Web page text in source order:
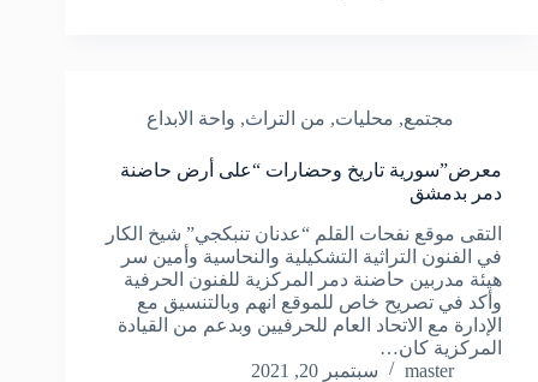
مجتمع, محليات, من التراث, واحة الابداع
معرض”سورية تاريخ وحضارات “على أرض حاضنة
دمر بدمشق
التقى موقع نفحات القلم “عدنان تنبكجي” شيخ الكار
في الفنون التراثية التشكيلية والنحاسية وأمين سر
هيئة مدربين حاضنة دمر المركزية للفنون الحرفية
وأكد في تصريح خاص للموقع انهم وبالتنسيق مع
الإدارة مع الاتحاد العام للحرفيين وبدعم من القيادة
المركزية كان…
master
سبتمبر 20, 2021